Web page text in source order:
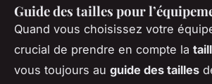
Guide des tailles pour
Quand vous choisissez votre
crucial de prendre en compte la
vous toujours au guide des tailles